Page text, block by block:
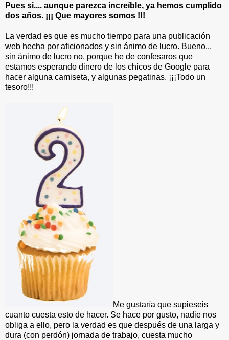
Pues si.... aunque parezca increíble, ya hemos cumplido
dos años. ¡¡¡ Que mayores somos !!!
La verdad es que es mucho tiempo para una publicación
web hecha por aficionados y sin ánimo de lucro. Bueno...
sin ánimo de lucro no, porque he de confesaros que
estamos esperando dinero de los chicos de Google para
hacer alguna camiseta, y algunas pegatinas. ¡¡¡Todo un
tesoro!!!
Me gustaría que supieseis
cuanto cuesta esto de hacer. Se hace por gusto, nadie nos
obliga a ello, pero la verdad es que después de una larga y
dura (con perdón) jornada de trabajo, cuesta mucho